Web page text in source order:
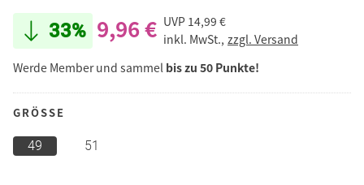
33% 9,96 € UVP 14,99 €
inkl. MwSt., zzgl. Versand
Werde Member und sammel bis zu 50 Punkte!
GRÖSSE
49 51